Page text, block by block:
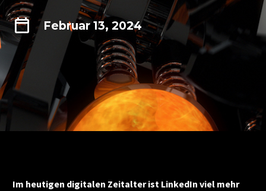
Februar 13, 2024
Im heutigen digitalen Zeitalter ist LinkedIn viel mehr